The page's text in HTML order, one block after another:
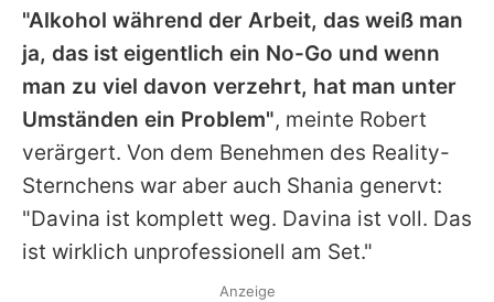
"Alkohol während der Arbeit, das weiß man
ja, das ist eigentlich ein No-Go und wenn
man zu viel davon verzehrt, hat man unter
Umständen ein Problem", meinte Robert
verärgert. Von dem Benehmen des Reality-
Sternchens war aber auch Shania genervt:
"Davina ist komplett weg. Davina ist voll. Das
ist wirklich unprofessionell am Set."
Anzeige